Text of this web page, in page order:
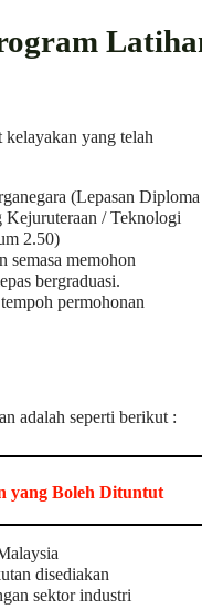
kelayakan yang telah
(Lepasan
Kejuruteraan / Teknologi
2.50)
semasa memohon
bergraduasi.
permohonan
adalah seperti berikut :
yang Boleh Dituntut
disediakan
sektor industri